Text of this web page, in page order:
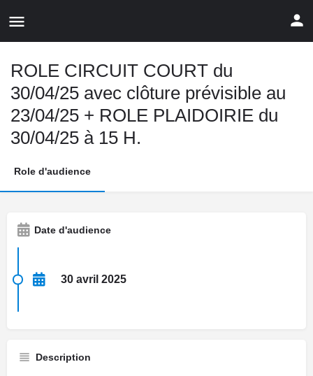
ROLE CIRCUIT COURT du
30/04/25 avec clôture prévisible au
23/04/25 + ROLE PLAIDOIRIE du
30/04/25 à 15 H.
Role d'audience
Date d'audience
30 avril 2025
Description